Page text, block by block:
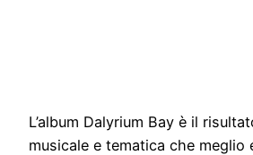
L’album Dalyrium Bay è il
musicale e tematica che meglio